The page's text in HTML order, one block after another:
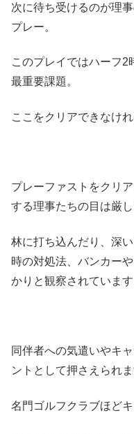
次に待ち受けるのが理
プレー。
このプレイではハーフ2
最重要課題。
ここをクリアできなけ
プレーファストをクリ
する理事たちの目は厳し
林に打ち込んだり、深
時の対処法、バンカー
かりと観察されています
同伴者への気遣いやキ
ントとして押さえられま
名門ゴルフクラブほど